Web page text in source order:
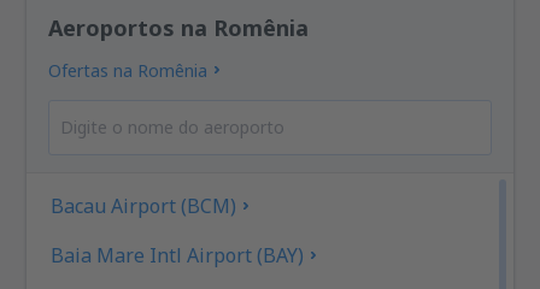
Aeroportos na Romênia
Ofertas na Romênia
Bacau Airport (BCM)
Baia Mare Intl Airport (BAY)